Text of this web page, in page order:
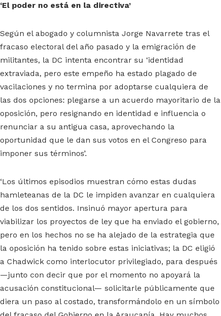
‘El poder no está en la directiva’
Según el abogado y columnista Jorge Navarrete tras el
fracaso electoral del año pasado y la emigración de
militantes, la DC intenta encontrar su ‘identidad
extraviada, pero este empeño ha estado plagado de
vacilaciones y no termina por adoptarse cualquiera de
las dos opciones: plegarse a un acuerdo mayoritario de la
oposición, pero resignando en identidad e influencia o
renunciar a su antigua casa, aprovechando la
oportunidad que le dan sus votos en el Congreso para
imponer sus términos’.
‘Los últimos episodios muestran cómo estas dudas
hamleteanas de la DC le impiden avanzar en cualquiera
de los dos sentidos. Insinuó mayor apertura para
viabilizar los proyectos de ley que ha enviado el gobierno,
pero en los hechos no se ha alejado de la estrategia que
la oposición ha tenido sobre estas iniciativas; la DC eligió
a Chadwick como interlocutor privilegiado, para después
—junto con decir que por el momento no apoyará la
acusación constitucional— solicitarle públicamente que
diera un paso al costado, transformándolo en un símbolo